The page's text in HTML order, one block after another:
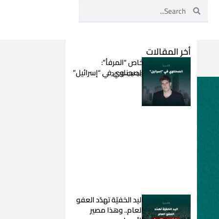
Search
Search
أخر المقالات
خاص “المرفأ”:
الصحناوي في “إسرائيل”
2026-08-08
اليد الخفيّة تهدّد العفو
العام.. وهذا مصير